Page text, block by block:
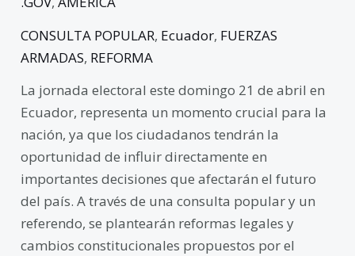
CONSULTA POPULAR, Ecuador, FUERZAS
ARMADAS, REFORMA
La jornada electoral este domingo 21 de abril en
Ecuador, representa un momento crucial para la
nación, ya que los ciudadanos tendrán la
oportunidad de influir directamente en
importantes decisiones que afectarán el futuro
del país. A través de una consulta popular y un
referendo, se plantearán reformas legales y
cambios constitucionales propuestos por el